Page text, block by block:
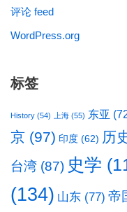
评论 feed
WordPress.org
标签
History (54) 上海 (55) 东亚
京 (97) 印度 (62) 历
台湾 (87) 史学
(134) 山东 (77) 帝